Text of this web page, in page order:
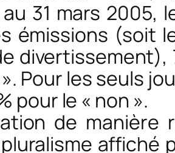
au 31 mars
émissions (soit
divertissement),
Pour les seuls
pour le « non ».
de manière
affiché